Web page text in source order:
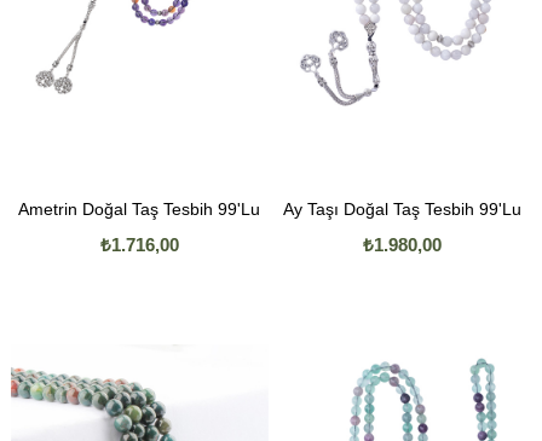
Ametrin Doğal Taş Tesbih 99'Lu
₺1.716,00
Ay Taşı Doğal Taş Tesbih 99'Lu
₺1.980,00